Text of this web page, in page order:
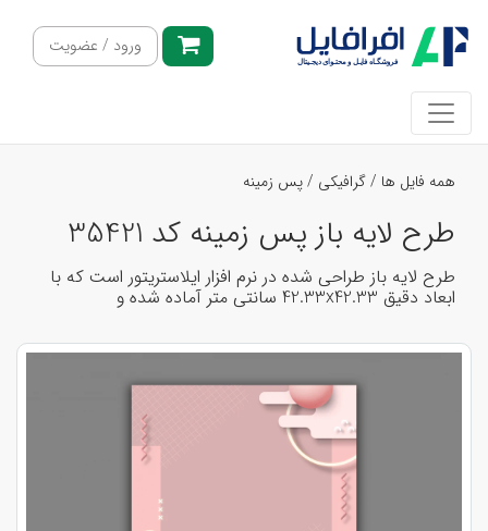
ورود / عضویت
همه فایل ها /گرافیکی /پس زمینه
طرح لایه باز پس زمینه کد 35421
طرح لایه باز طراحی شده در نرم افزار ایلاستریتور است که با
ابعاد دقیق 42.33x42.33 سانتی متر آماده شده و